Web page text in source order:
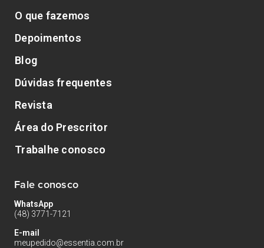
O que fazemos
Depoimentos
Blog
Dúvidas frequentes
Revista
Área do Prescritor
Trabalhe conosco
Fale conosco
WhatsApp
(48) 3771-7121
E-mail
meupedido@essentia.com.br